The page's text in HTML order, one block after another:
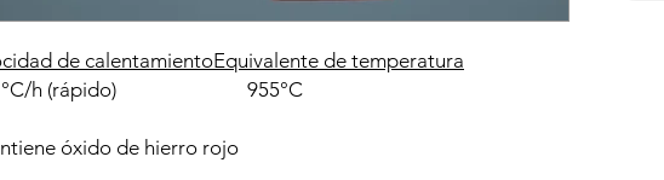
de calentamientoEquivalente de temperatura
h (rápido)
955°C
óxido de hierro rojo